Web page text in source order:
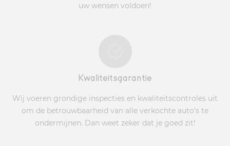
uw wensen voldoen!
Kwaliteitsgarantie
Wij voeren grondige inspecties en kwaliteitscontroles uit
om de betrouwbaarheid van alle verkochte auto's te
ondermijnen. Dan weet zeker dat je goed zit!